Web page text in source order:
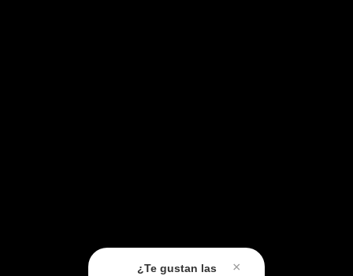
×
¿Te gustan las